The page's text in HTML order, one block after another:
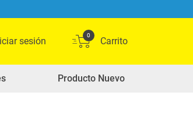
sesión
0
Producto Nuevo